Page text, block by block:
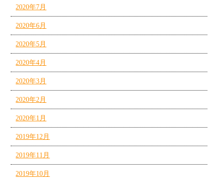
2020年7月
2020年6月
2020年5月
2020年4月
2020年3月
2020年2月
2020年1月
2019年12月
2019年11月
2019年10月